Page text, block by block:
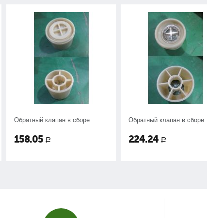
Обратный клапан в сборе
158.05 Р
Обратный клапан в сборе
224.24 Р